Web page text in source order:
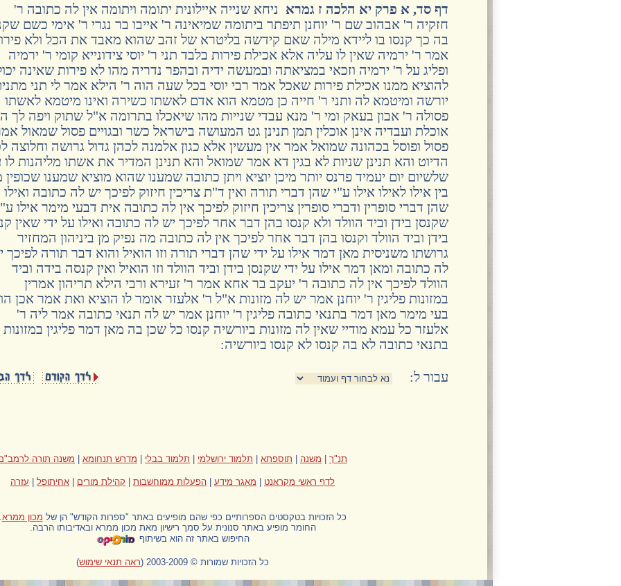
דף סד, א פרק יא הלכה ז גמרא ניחא שנייה איילונית יתומה ויתומה אין לה כתובה ר'
חזקיה ר' אבהוב שם ר' יוחנן תיפתר ביתומה שמיאינה ר' אייבו בר נגרי ר' אימי כשם
בה כך קנסו בו ליידא מילה שאם קידשה בליטרא של זהב שהוא מאבד את הכל ולא
אמר ר' ירמיה שאין לו עליה אלא אכילת פירות בלבד תני ר' יוסי צידונייא קומי ר' ירמיה
ופליג על ר' ירמיה וזכאי במציאתה ובמעשה ידיה ובהפר נדריה מהו לא פירות שאינה
להוציא ממנו אכילת פירות שאכל אמר רבי יוסי בכל שעה הוה ר' הילא אמר לי תני
יורשה ומיטמא לה ותני ר' חייה כן מטמא הוא אדם לאשתו כשירה ואינו מיטמא לאשתו
פסולה ר' אבון בעאק ומי ר' מנא עבדי שנייות מהו שיאכלו בתרומה א"ל שתוק ויפה לך
אוכלת ועבדיה אינן אוכלין תמן תנינן גט המעושה בישראל כשר ובגויים פסול שמאול
פסול ופוסל בכהונה שמואל אמר אין מעשין אלא כגון אלמנה לכהן גדול גרושה וחלוצה
הדיוט והא תנינן שניות לא בגין דא אמר שמואל והא תנינן המדיר את אשתו מליהנות לו
שלשיום יום יעמיד פרנס יותר מיכן יוציא ויתן כתובה שמענו שהוא מוציא שמענו
בין אילו לאילו אילו ע"י שהן דברי תורה ואין ד"ת צריכין חיזוק לפיכך יש לה כתובה ואילו
שהן דברי סופרין ודברי סופרין צריכין חיזוק לפיכך אין לה כתובה אית דבעי מימר אילו
שקנסן בידן וביד הוולד ולא קנסו בהן דבר אחר לפיכך יש לה כתובה ואילו על ידי שאין
בידן וביד הוולד וקנסו בהן דבר אחר לפיכך אין לה כתובה מה נפיק מן ביניהון המחזיר
גרושתו משניסית מאן דמר אילו על ידי שהן דברי תורה וזו הואיל והוא דבר תורה לפיכך
לה כתובה ומאן דמר אילו על ידי שקנסן בידן וביד הוולד וזו הואיל ואין קנסה בידה וביד
הוולד לפיכך אין לה כתובה ר' יעקב בר אחא אמר ר' זעירא ורבי הילא תריהון אמרין
במזונות פליגין ר' יוחנן אמר יש לה מזונות א"ל ר' אלעזר אומר לו הוציא ואת אמר אכן
בעי מימר מאן דמר בתנאי כתובה פליגין ר' יוחנן אמר יש לה תנאי כתובה אמר ליה ר'
אלעזר כל עמא מודיי שאין לה מזונות ביורשיה קנסו כל שכן בה מאן דמר פליגין
בתנאי כתובה לא בה קנסו לא קנסו ביורשיה:
:עבור ל
תנ"ך משנה תוספתא תלמוד ירושלמי תלמוד בבלי מדרש תנחומא משנה תורה
לדף ראשי מקראנט מאגר מידע הפעלות ממוחשבות קהילת מורים אחיתופל עזרה
כל הזכויות בטקסטים הספרותיים כפי שהם מופיעים באתר "ספרות הקודש" הן של מכון ממרא
החומר מופיע באתר סנונית על סמך רישיון מאת מכון ממרא ובאדיבותו הרבה.
החיפוש באתר זה הוא בשיתוף
כל הזכויות שמורות © 2003-2009 (ראה תנאי שימוש)